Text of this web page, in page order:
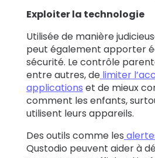
Exploiter la technologie
Utilisée de manière
peut également apporter
sécurité. Le contrôle
entre autres, de limiter
applications et de mieux
comment les enfants,
utilisent leurs appareils.
Des outils comme les
Qustodio peuvent aider à